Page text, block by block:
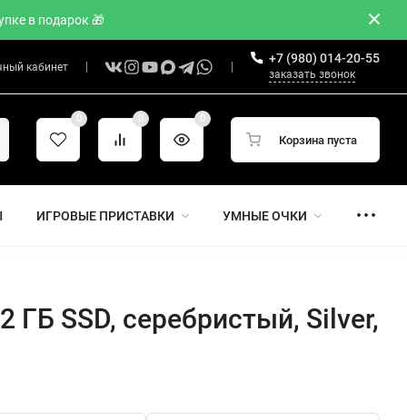
в подарок 🎁
кабинет
+7 (980) 014-20-55
заказать звонок
0 0 0
Корзина пуста
ИГРОВЫЕ ПРИСТАВКИ УМНЫЕ ОЧКИ
ГБ SSD, серебристый, Silver,